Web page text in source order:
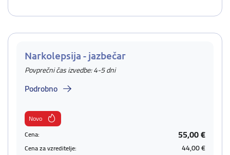
Narkolepsija - jazbečar
Povprečni čas izvedbe: 4-5 dni
Podrobno
Novo
Cena:
55,00 €
Cena za vzreditelje: 44,00 €